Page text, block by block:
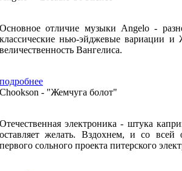
Основное отличие музыки Angelo -
классические нью-эйджевые вариации
величественность Вангелиса.
подробнее
Chookson - "Жемчуга болот"
Отечественная электроника - штука
оставляет желать. Вздохнем, и со
первого сольного проекта питерского